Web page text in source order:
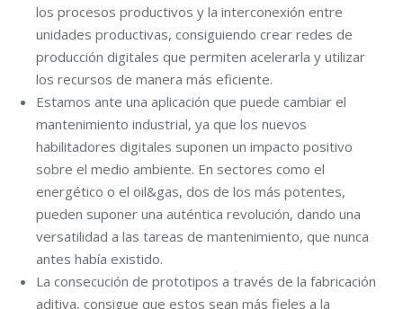
los procesos productivos y la interconexión entre
unidades productivas, consiguiendo crear redes de
producción digitales que permiten acelerarla y utilizar
los recursos de manera más eficiente.
Estamos ante una aplicación que puede cambiar el
mantenimiento industrial, ya que los nuevos
habilitadores digitales suponen un impacto positivo
sobre el medio ambiente. En sectores como el
energético o el oil&gas, dos de los más potentes,
pueden suponer una auténtica revolución, dando una
versatilidad a las tareas de mantenimiento, que nunca
antes había existido.
La consecución de prototipos a través de la fabricación
aditiva, consigue que estos sean más fieles a la